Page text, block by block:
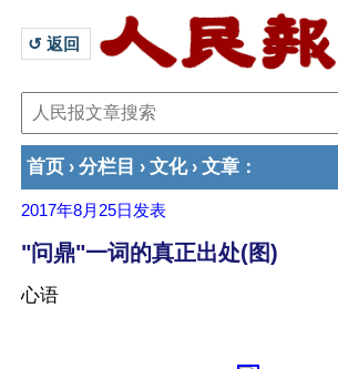
↺ 返回
首页 › 分栏目 › 文化› 文章 ：
2017年8月25日 发表
"问鼎"一词的真正出处(图)
心语